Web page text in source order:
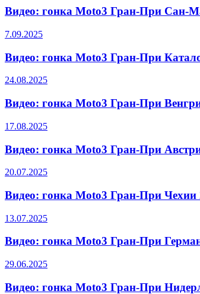
Видео: гонка Moto3 Гран-При Сан-
7.09.2025
Видео: гонка Moto3 Гран-При
24.08.2025
Видео: гонка Moto3 Гран-При
17.08.2025
Видео: гонка Moto3 Гран-При
20.07.2025
Видео: гонка Moto3 Гран-При Чехии
13.07.2025
Видео: гонка Moto3 Гран-При
29.06.2025
Видео: гонка Moto3 Гран-При